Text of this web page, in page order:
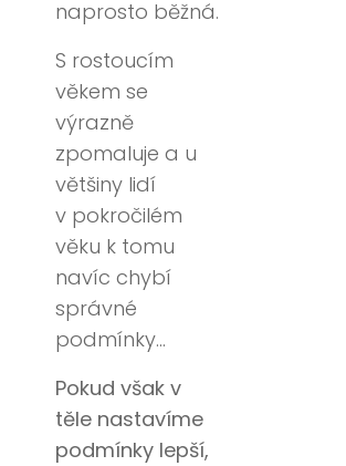
naprosto běžná.
S rostoucím
věkem se
výrazně
zpomaluje a u
většiny lidí
v pokročilém
věku k tomu
navíc chybí
správné
podmínky…
Pokud však v
těle nastavíme
podmínky lepší,